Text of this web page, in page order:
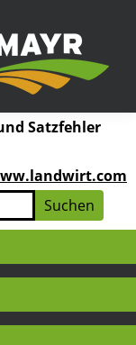
Satzfehler